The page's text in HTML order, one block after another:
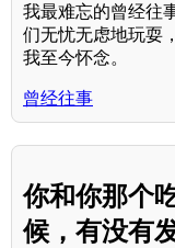
我最难忘的曾经往
们无忧无虑地玩耍
我至今怀念。
曾经往事
你和你那个
候，有没有